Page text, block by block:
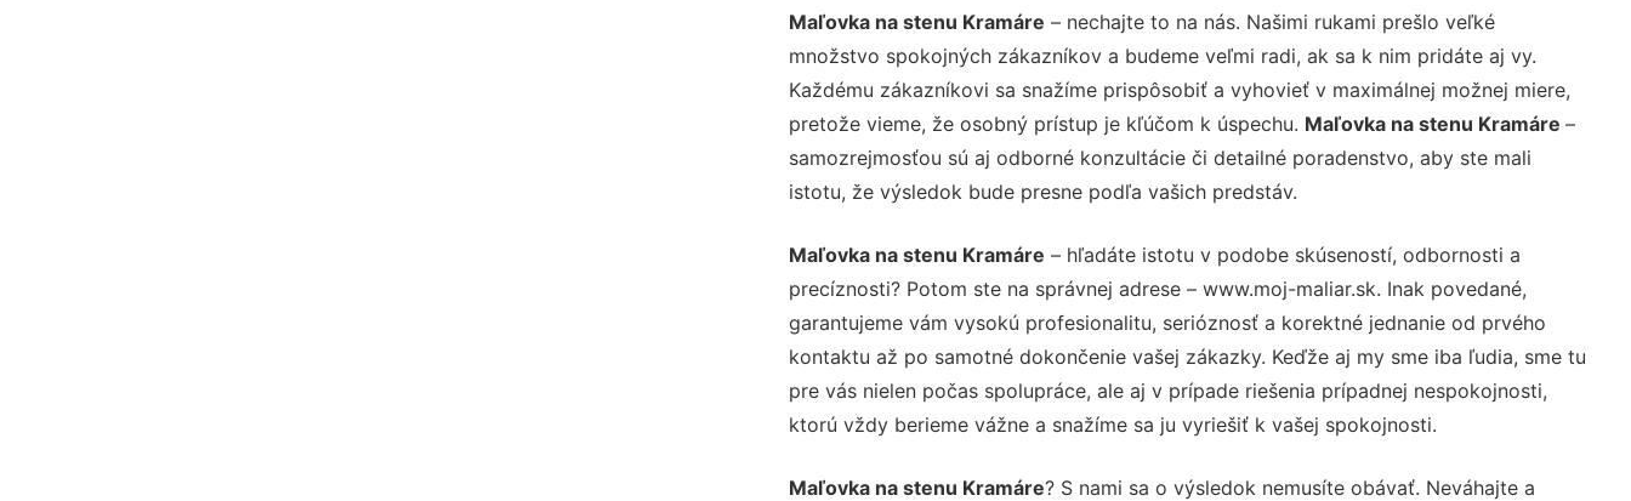
Maľovka na stenu Kramáre – nechajte to na nás. Našimi rukami prešlo veľké
množstvo spokojných zákazníkov a budeme veľmi radi, ak sa k nim pridáte aj vy.
Každému zákazníkovi sa snažíme prispôsobiť a vyhovieť v maximálnej možnej miere,
pretože vieme, že osobný prístup je kľúčom k úspechu. Maľovka na stenu Kramáre –
samozrejmosťou sú aj odborné konzultácie či detailné poradenstvo, aby ste mali
istotu, že výsledok bude presne podľa vašich predstáv.
Maľovka na stenu Kramáre – hľadáte istotu v podobe skúseností, odbornosti a
precíznosti? Potom ste na správnej adrese – www.moj-maliar.sk. Inak povedané,
garantujeme vám vysokú profesionalitu, serióznosť a korektné jednanie od prvého
kontaktu až po samotné dokončenie vašej zákazky. Keďže aj my sme iba ľudia, sme tu
pre vás nielen počas spolupráce, ale aj v prípade riešenia prípadnej nespokojnosti,
ktorú vždy berieme vážne a snažíme sa ju vyriešiť k vašej spokojnosti.
Maľovka na stenu Kramáre? S nami sa o výsledok nemusíte obávať. Neváhajte a